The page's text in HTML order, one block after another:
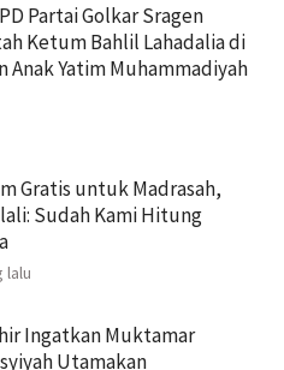
Partai Golkar Sragen
Ketum Bahlil Lahadalia di
Anak Yatim Muhammadiyah
Gratis untuk Madrasah,
Sudah Kami Hitung
lalu
Ingatkan Muktamar
Utamakan